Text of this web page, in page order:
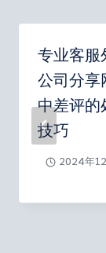
专业客服
公司分享
中差评的
技巧
2024年